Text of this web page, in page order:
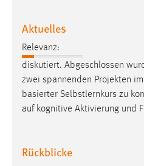
Aktuelles
Relevanz:
diskutiert. Abgeschlossen
zwei spannenden Projekten
basierter Selbstlernkurs zu
auf kognitive Aktivierung und
Rückblicke